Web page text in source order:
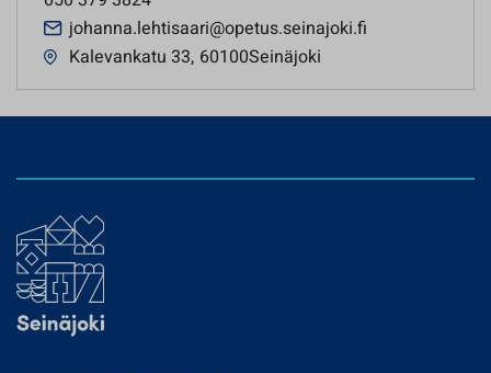
johanna.lehtisaari@opetus.seinajoki.fi
Kalevankatu 33, 60100Seinäjoki